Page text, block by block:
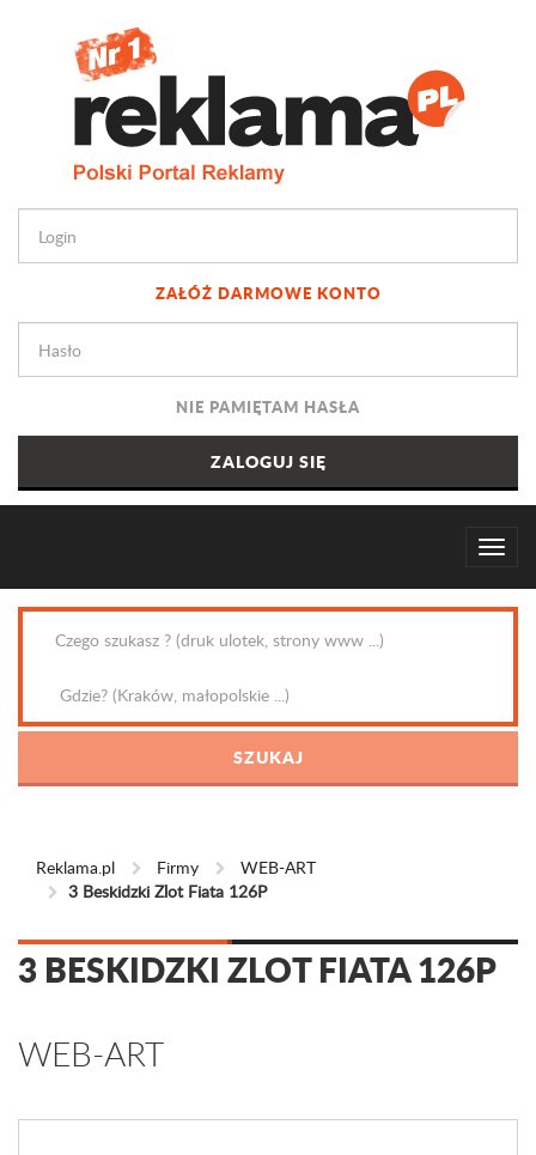
ZAŁÓŻ DARMOWE KONTO
NIE PAMIĘTAM HASŁA
Reklama.pl Firmy
WEB-ART
3 Beskidzki Zlot Fiata 126P
3 BESKIDZKI ZLOT FIATA 126P
WEB-ART